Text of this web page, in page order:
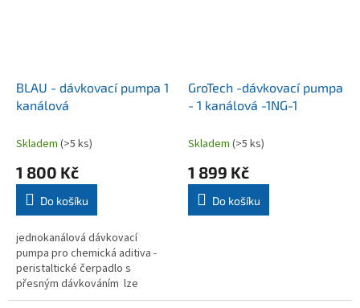
BLAU - dávkovací pumpa 1
kanálová
Skladem (>5 ks)
1 800 Kč
Do košíku
jednokanálová dávkovací
pumpa pro chemická aditiva -
peristaltické čerpadlo s
přesným dávkováním lze
nastavit na 1 až 99 ml v jedné
GroTech -dávkovací pumpa
- 1 kanálová -1NG-1
Skladem (>5 ks)
1 899 Kč
Do košíku